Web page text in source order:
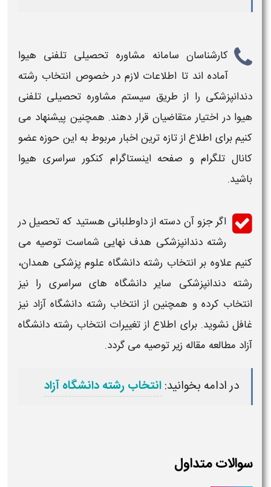
کارشناسان سامانه مشاوره تحصیلی تلفنی هیوا
آماده اند تا اطلاعات لازم در خصوص انتخاب رشته
دندانپزشکی را از طریق سیستم مشاوره تحصیلی تلفنی
هیوا در اختیار متقاضیان قرار دهند. همچنین پیشنهاد می
کنیم برای اطلاع از تازه ترین اخبار مربوط به این حوزه عضو
کانال تلگرام و صفحه اینستاگرام کنکور سراسری هیوا
باشید.
اگر جزو آن دسته از داوطلبانی هستید که تحصیل در
رشتهدندانپزشکی هدف نهایی شماست توصیه می
کنیم علاوه بر انتخاب رشتهدانشگاه علوم پزشکی همدان،
رشته دندانپزشکی سایردانشگاه های سراسری را نیز
انتخاب کرده و همچنین از انتخاب رشته دانشگاه آزاد نیز
غافل نشوید. برای اطلاع از تغییرات انتخاب رشته دانشگاه
آزاد مطالعه مقاله زیر توصیه می گردد.
در ادامه بخوانید:انتخاب رشته دانشگاه آزاد
سوالات متداول